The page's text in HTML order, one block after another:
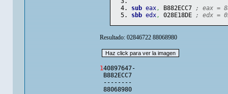
sub eax, B882ECC7
; eax =
sbb edx, 028E18DE ; edx =
Resultado: 02846722 88068980
140897647-
B882ECC7
--------
88068980